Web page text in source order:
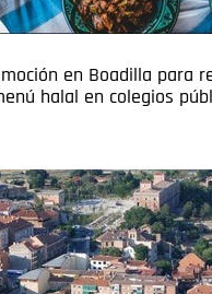
en Boadilla para
halal en colegios